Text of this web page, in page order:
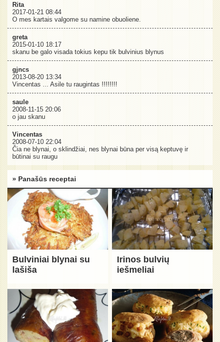
Rita
2017-01-21 08:44
O mes kartais valgome su namine obuoliene.
greta
2015-01-10 18:17
skanu be galo visada tokius kepu tik bulvinius blynus
gjncs
2013-08-20 13:34
Vincentas ... Asile tu raugintas !!!!!!!!
saule
2008-11-15 20:06
o jau skanu
Vincentas
2008-07-10 22:04
Čia ne blynai, o sklindžiai, nes blynai būna per visą keptuvę ir
būtinai su raugu
» Panašūs receptai
Bulviniai blynai su
lašiša
Irinos bulvių
iešmeliai